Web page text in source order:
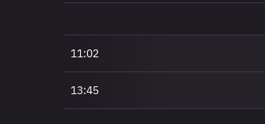
11:02
13:45